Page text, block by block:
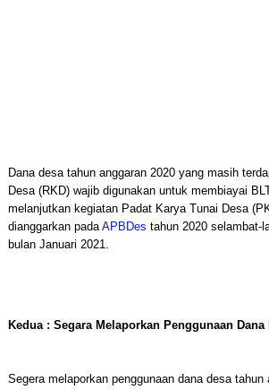
Dana desa tahun anggaran 2020 yang masih
Desa (RKD) wajib digunakan untuk membiayai
melanjutkan kegiatan Padat Karya Tunai Desa
dianggarkan padaAPBDes tahun 2020 selambat-
bulan Januari 2021.
Kedua : Segara Melaporkan Penggunaan Dana
Segera melaporkan penggunaan dana desa tahun